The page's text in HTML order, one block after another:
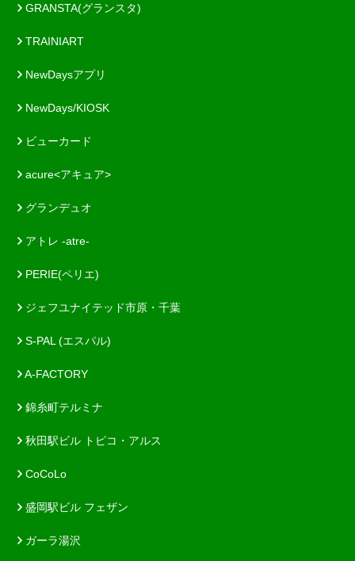
GRANSTA(グランスタ)
TRAINIART
NewDaysアプリ
NewDays/KIOSK
ビューカード
acure<アキュア>
グランデュオ
アトレ -atre-
PERIE(ペリエ)
ジェフユナイテッド市原・千葉
S-PAL (エスパル)
A-FACTORY
錦糸町テルミナ
秋田駅ビル トピコ・アルス
CoCoLo
盛岡駅ビル フェザン
ガーラ湯沢